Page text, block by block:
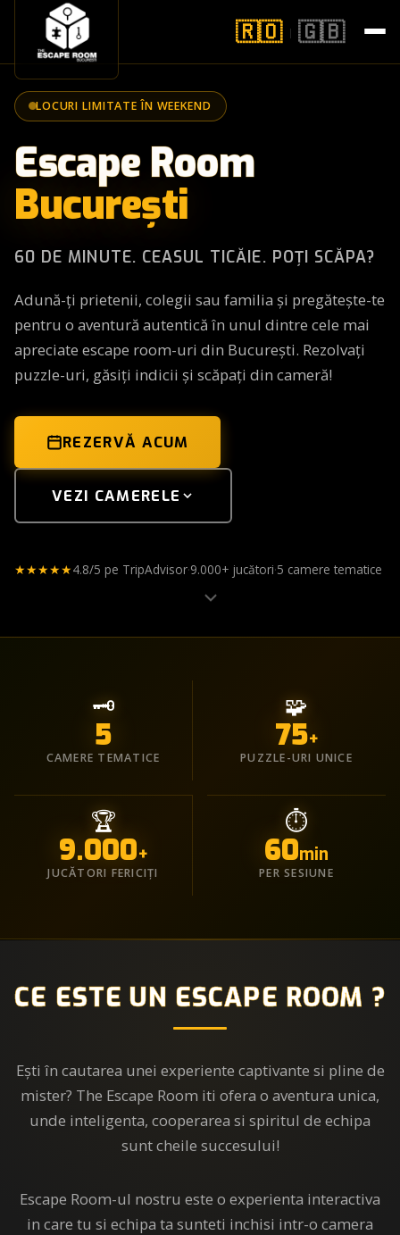
🇷🇴 | 🇬🇧
CUM SE JOACĂ?
CAMERE
PREȚURI
TEAM BUILDING
CONTACT
REZERVĂ ONLINE
LOCURI LIMITATE ÎN WEEKEND
Escape Room
București
60 DE MINUTE. CEASUL TICĂIE. POȚI SCĂPA?
Adună-ți prietenii, colegii sau familia și pregătește-te
pentru o aventură autentică în unul dintre cele mai
apreciate escape room-uri din București. Rezolvați
puzzle-uri, găsiți indicii și scăpați din cameră!
REZERVĂ ACUM
VEZI CAMERELE
★★★★★4.8/5 pe TripAdvisor·9.000+ jucători·5 camere tematice
🗝️
5
CAMERE TEMATICE
🧩
75+
PUZZLE-URI UNICE
🏆
9.000+
JUCĂTORI FERICIȚI
⏱️
60min
PER SESIUNE
CE ESTE UN ESCAPE ROOM ?
Ești în cautarea unei experiente captivante si pline de
mister? The Escape Room iti ofera o aventura unica,
unde inteligenta, cooperarea si spiritul de echipa
sunt cheile succesului!
Escape Room-ul nostru este o experienta interactiva
in care tu si echipa ta sunteti inchisi intr-o camera